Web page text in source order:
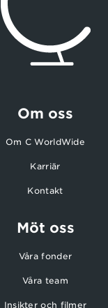
Om oss
Om C WorldWide
Karriär
Kontakt
Möt oss
Våra fonder
Våra team
Insikter och filmer